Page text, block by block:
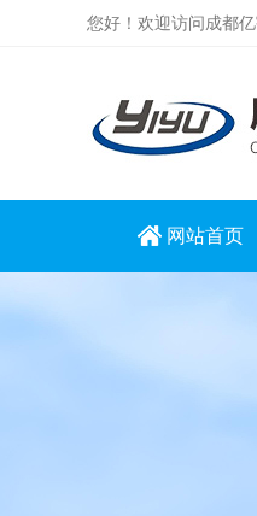
您好！欢迎访问成都
网站首页